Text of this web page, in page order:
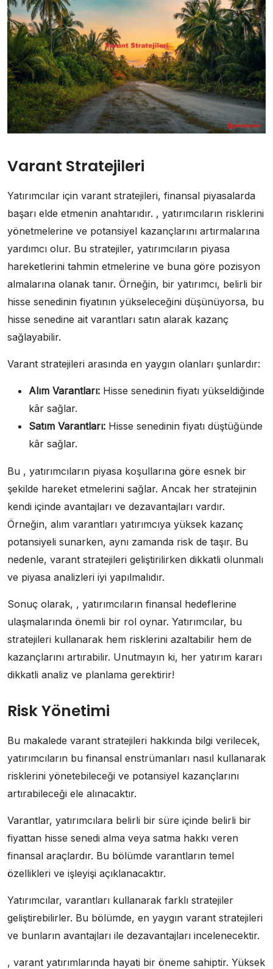
Varant Stratejileri
Yatırımcılar için varant stratejileri, finansal piyasalarda
başarı elde etmenin anahtarıdır. , yatırımcıların risklerini
yönetmelerine ve potansiyel kazançlarını artırmalarına
yardımcı olur. Bu stratejiler, yatırımcıların piyasa
hareketlerini tahmin etmelerine ve buna göre pozisyon
almalarına olanak tanır. Örneğin, bir yatırımcı, belirli bir
hisse senedinin fiyatının yükseleceğini düşünüyorsa, bu
hisse senedine ait varantları satın alarak kazanç
sağlayabilir.
Varant stratejileri arasında en yaygın olanları şunlardır:
Alım Varantları: Hisse senedinin fiyatı yükseldiğinde
kâr sağlar.
Satım Varantları: Hisse senedinin fiyatı düştüğünde
kâr sağlar.
Bu , yatırımcıların piyasa koşullarına göre esnek bir
şekilde hareket etmelerini sağlar. Ancak her stratejinin
kendi içinde avantajları ve dezavantajları vardır.
Örneğin, alım varantları yatırımcıya yüksek kazanç
potansiyeli sunarken, aynı zamanda risk de taşır. Bu
nedenle, varant stratejileri geliştirilirken dikkatli olunmalı
ve piyasa analizleri iyi yapılmalıdır.
Sonuç olarak, , yatırımcıların finansal hedeflerine
ulaşmalarında önemli bir rol oynar. Yatırımcılar, bu
stratejileri kullanarak hem risklerini azaltabilir hem de
kazançlarını artırabilir. Unutmayın ki, her yatırım kararı
dikkatli analiz ve planlama gerektirir!
Risk Yönetimi
Bu makalede varant stratejileri hakkında bilgi verilecek,
yatırımcıların bu finansal enstrümanları nasıl kullanarak
risklerini yönetebileceği ve potansiyel kazançlarını
artırabileceği ele alınacaktır.
Varantlar, yatırımcılara belirli bir süre içinde belirli bir
fiyattan hisse senedi alma veya satma hakkı veren
finansal araçlardır. Bu bölümde varantların temel
özellikleri ve işleyişi açıklanacaktır.
Yatırımcılar, varantları kullanarak farklı stratejiler
geliştirebilirler. Bu bölümde, en yaygın varant stratejileri
ve bunların avantajları ile dezavantajları incelenecektir.
, varant yatırımlarında hayati bir öneme sahiptir. Yüksek